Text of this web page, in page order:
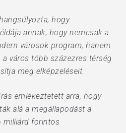
hogy
annak, hogy nemcsak a
városok program, hanem
a város több százezres térség
meg elképzeléseit.
emlékeztetett arra, hogy
alá a megállapodást a
milliárd forintos